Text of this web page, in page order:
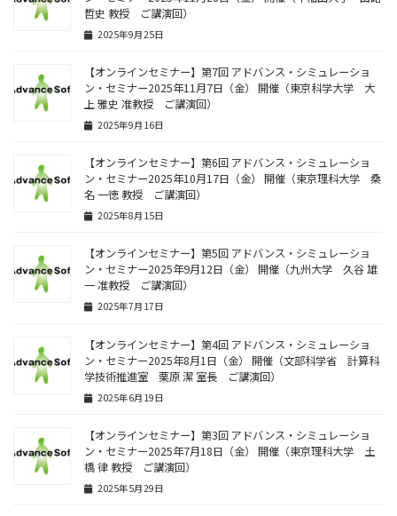
哲史 教授 ご講演回）
2025年9月25日
【オンラインセミナー】第7回 アドバンス・シミュレーショ
ン・セミナー2025年11月7日（金） 開催（東京科学大学 大
上 雅史 准教授 ご講演回）
2025年9月16日
【オンラインセミナー】第6回 アドバンス・シミュレーショ
ン・セミナー2025年10月17日（金） 開催（東京理科大学 桑
名 一徳 教授 ご講演回）
2025年8月15日
【オンラインセミナー】第5回 アドバンス・シミュレーショ
ン・セミナー2025年9月12日（金） 開催（九州大学 久谷 雄
一 准教授 ご講演回）
2025年7月17日
【オンラインセミナー】第4回 アドバンス・シミュレーショ
ン・セミナー2025年8月1日（金） 開催（文部科学省 計算科
学技術推進室 栗原 潔 室長 ご講演回）
2025年6月19日
【オンラインセミナー】第3回 アドバンス・シミュレーショ
ン・セミナー2025年7月18日（金） 開催（東京理科大学 土
橋 律 教授 ご講演回）
2025年5月29日